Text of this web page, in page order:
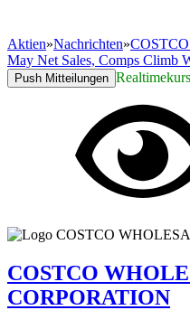
Aktien»Nachrichten»
May Net Sales, Comps Climb
Push Mitteilungen
COSTCO
CORPORATION